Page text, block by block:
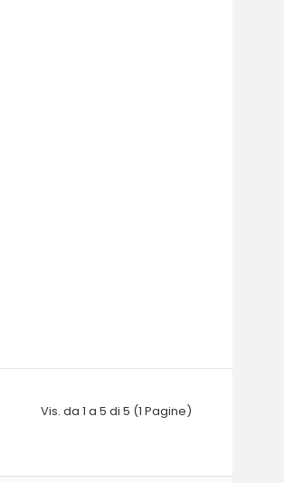
Vis. da 1 a 5 di 5 (1 Pagine)